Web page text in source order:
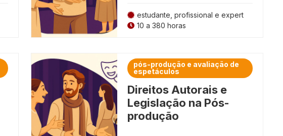
estudante, profissional e expert
10 a 380 horas
pós-produção e avaliação de
espetáculos
Direitos Autorais e
Legislação na Pós-
produção